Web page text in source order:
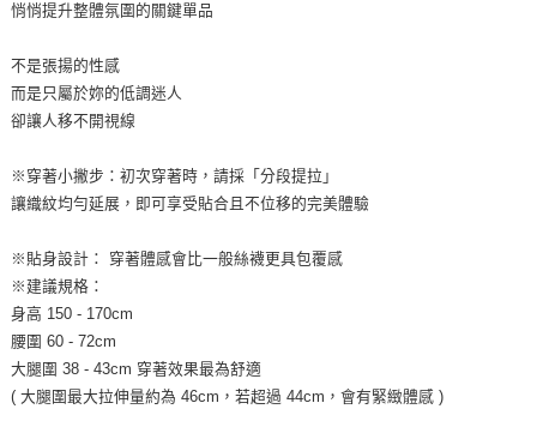
悄悄提升整體氛圍的關鍵單品
不是張揚的性感
而是只屬於妳的低調迷人
卻讓人移不開視線
※穿著小撇步：初次穿著時，請採「分段提拉」
讓織紋均勻延展，即可享受貼合且不位移的完美體驗
※貼身設計： 穿著體感會比一般絲襪更具包覆感
※建議規格：
身高 150 - 170cm
腰圍 60 - 72cm
大腿圍 38 - 43cm 穿著效果最為舒適
( 大腿圍最大拉伸量約為 46cm，若超過 44cm，會有緊緻體感 )